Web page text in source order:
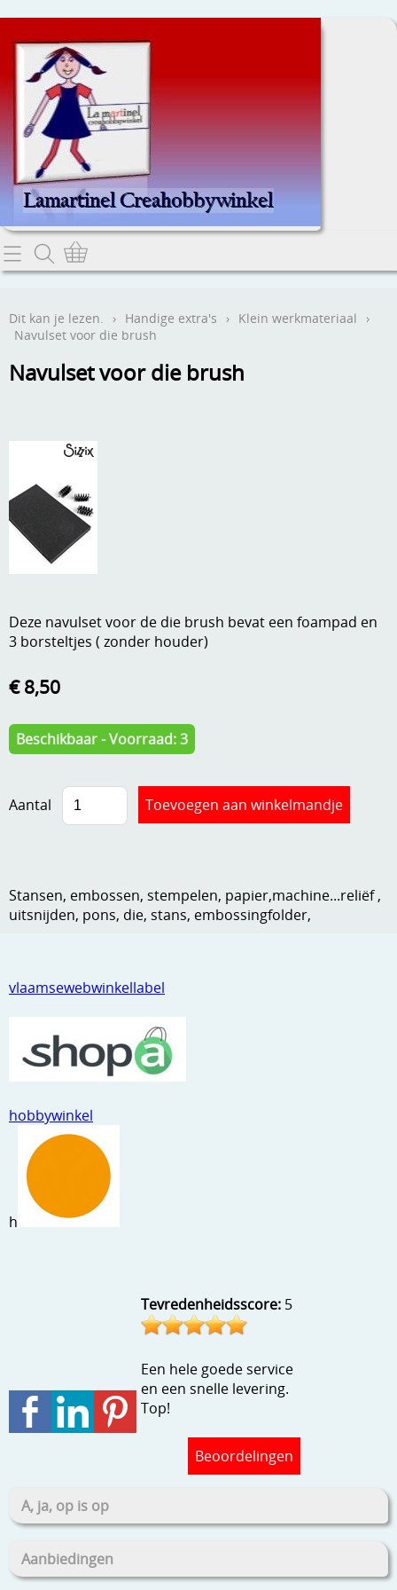
Home
Contact
Webwinkel
Aanbiedingen
Andere
Boeken en magazines
Dies om te stansen
Embossen
Hout , MDF, kartonmateriaal, steen
Kneedmateriaal
Leuke versieringen
Merken
Papier en karton
Ribbelaar
Speciaal papier
Stans machine en embossing machines
Stempels en zo
Mijn account
Gastenboek
vlaamsewebwinkellabel
hobbywinkel
h
Tevredenheidsscore: 5
Een hele goede service
en een snelle levering.
Top!
Beoordelingen
A, ja, op is op
Aanbiedingen
Dit kan je lezen. › Handige extra's › Klein werkmateriaal
›
Navulset voor die brush
Navulset voor die brush
Deze navulset voor de die brush bevat een foampad en
3 borsteltjes ( zonder houder)
€ 8,50
Beschikbaar - Voorraad: 3
Aantal
Stansen, embossen, stempelen, papier,machine...reliëf ,
uitsnijden, pons, die, stans, embossingfolder,